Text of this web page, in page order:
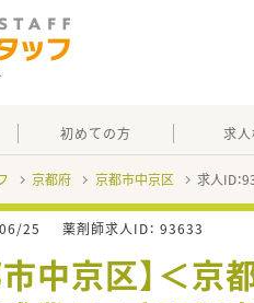
初めての方 求
京都府 京都市中京区 求人ID：
25 薬剤師求人ID： 93633
市中京区】＜